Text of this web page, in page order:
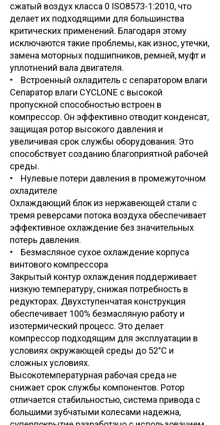
сжатый воздух класса 0 ISO8573-1:2010, что
делает их подходящими для большинства
критических применений. Благодаря этому
исключаются такие проблемы, как износ, утечки,
замена моторных подшипников, ремней, муфт и
уплотнений вала двигателя.
• Встроенный охладитель с сепаратором влаги
Сепаратор влаги CYCLONE с высокой
пропускной способностью встроен в
компрессор. Он эффективно отводит конденсат,
защищая ротор высокого давления и
увеличивая срок службы оборудования. Это
способствует созданию благоприятной рабочей
среды.
• Нулевые потери давления в промежуточном
охладителе
Охлаждающий блок из нержавеющей стали с
тремя реверсами потока воздуха обеспечивает
эффективное охлаждение без значительных
потерь давления.
• Безмасляное сухое охлаждение корпуса
винтового компрессора
Закрытый контур охлаждения поддерживает
низкую температуру, снижая потребность в
редукторах. Двухступенчатая конструкция
обеспечивает 100% безмасляную работу и
изотермический процесс. Это делает
компрессор подходящим для эксплуатации в
условиях окружающей среды до 52°C и
сложных условиях.
Высокотемпературная рабочая среда не
снижает срок службы компонентов. Ротор
отличается стабильностью, система привода с
большими зубчатыми колесами надежна,